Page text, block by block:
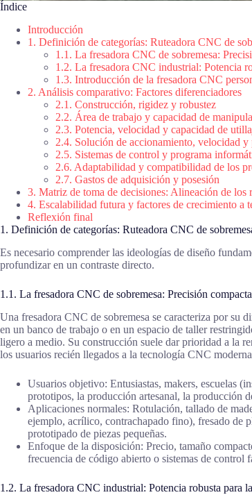
Índice
Introducción
1. Definición de categorías: Ruteadora CNC de
1.1. La fresadora CNC de sobremesa:
1.2. La fresadora CNC industrial: Potencia
1.3. Introducción de la fresadora CNC
2. Análisis comparativo: Factores diferenciadores
2.1. Construcción, rigidez y robustez
2.2. Área de trabajo y capacidad de
2.3. Potencia, velocidad y capacidad de
2.4. Solución de accionamiento, velocidad y
2.5. Sistemas de control y programa
2.6. Adaptabilidad y compatibilidad de los
2.7. Gastos de adquisición y posesión
3. Matriz de toma de decisiones: Alineación de los
4. Escalabilidad futura y factores de crecimiento a
Reflexión final
1. Definición de categorías: Ruteadora CNC de
Es necesario comprender las ideologías de diseño
profundizar en un contraste directo.
1.1. La fresadora CNC de sobremesa: Precisión
Una fresadora CNC de sobremesa se caracteriza por su
en un banco de trabajo o en un espacio de taller
ligero a medio. Su construcción suele dar prioridad a la
los usuarios recién llegados a la tecnología CNC
Usuarios objetivo: Entusiastas, makers, escuelas
prototipos, la producción artesanal, la producción
Aplicaciones normales: Rotulación, tallado de
ejemplo, acrílico, contrachapado fino), fresado de
prototipado de piezas pequeñas.
Enfoque de la disposición: Precio, tamaño
frecuencia de código abierto o sistemas de control
1.2. La fresadora CNC industrial: Potencia robusta para